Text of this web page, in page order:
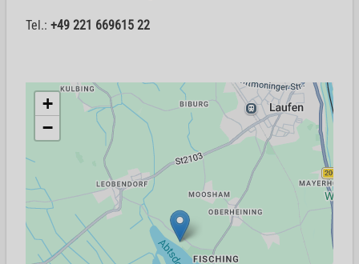
Tel.: +49 221 669615 22
+
−